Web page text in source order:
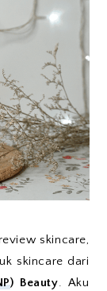
skincare,
skincare dari
) Beauty. Aku